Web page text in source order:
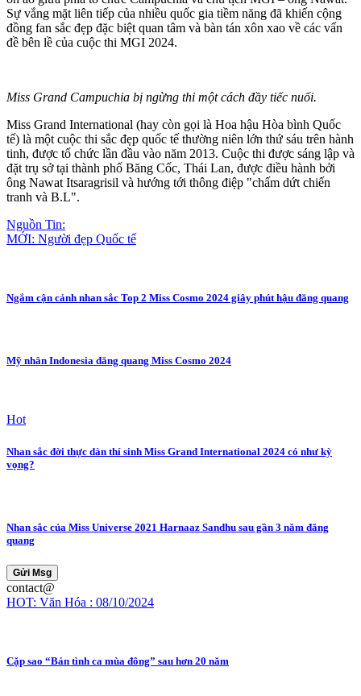
Sự vắng mặt liên tiếp của nhiều quốc gia tiềm năng đã khiến cộng
đồng fan sắc đẹp đặc biệt quan tâm và bàn tán xôn xao về các vấn
đề bên lề của cuộc thi MGI 2024.
Miss Grand Campuchia bị ngừng thi một cách đầy tiếc nuối.
Miss Grand International (hay còn gọi là Hoa hậu Hòa bình Quốc
tế) là một cuộc thi sắc đẹp quốc tế thường niên lớn thứ sáu trên hành
tinh, được tổ chức lần đầu vào năm 2013. Cuộc thi được sáng lập và
đặt trụ sở tại thành phố Băng Cốc, Thái Lan, được điều hành bởi
ông Nawat Itsaragrisil và hướng tới thông điệp "chấm dứt chiến
tranh và B.L".
Nguồn Tin:
MỚI: Người đẹp Quốc tế
Ngắm cận cảnh nhan sắc Top 2 Miss Cosmo 2024 giây phút hậu đăng quang
Mỹ nhân Indonesia đăng quang Miss Cosmo 2024
Hot
Nhan sắc đời thực dàn thí sinh Miss Grand International 2024 có như kỳ
vọng?
Nhan sắc của Miss Universe 2021 Harnaaz Sandhu sau gần 3 năm đăng
quang
Gửi Msg
contact@
HOT: Văn Hóa : 08/10/2024
Cặp sao “Bản tình ca mùa đông” sau hơn 20 năm